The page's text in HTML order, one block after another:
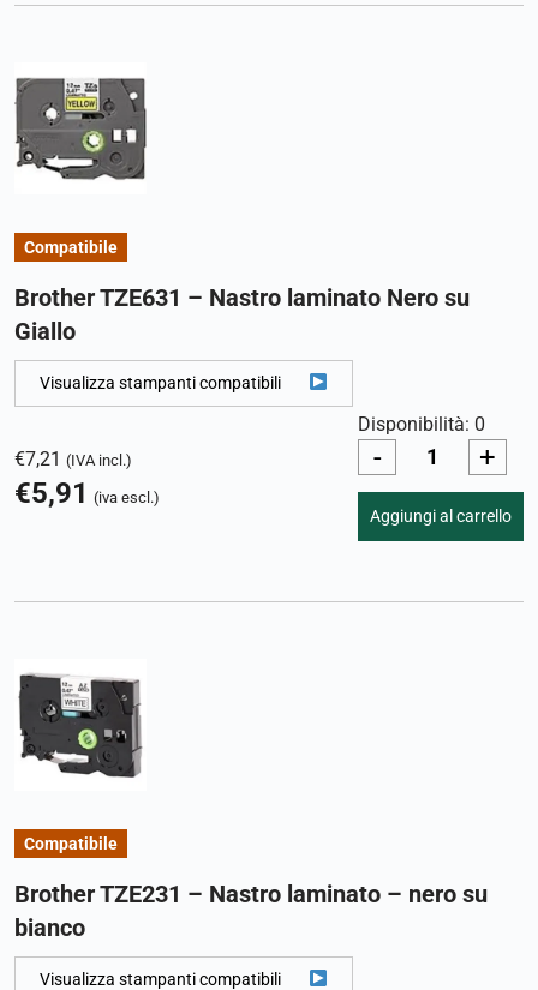
Compatibile
Brother TZE631 – Nastro laminato Nero su
Giallo
Visualizza stampanti compatibili
€7,21 (IVA incl.)
€5,91 (iva escl.)
Disponibilità: 0
- +
Aggiungi al carrello
Compatibile
Brother TZE231 – Nastro laminato – nero su
bianco
Visualizza stampanti compatibili